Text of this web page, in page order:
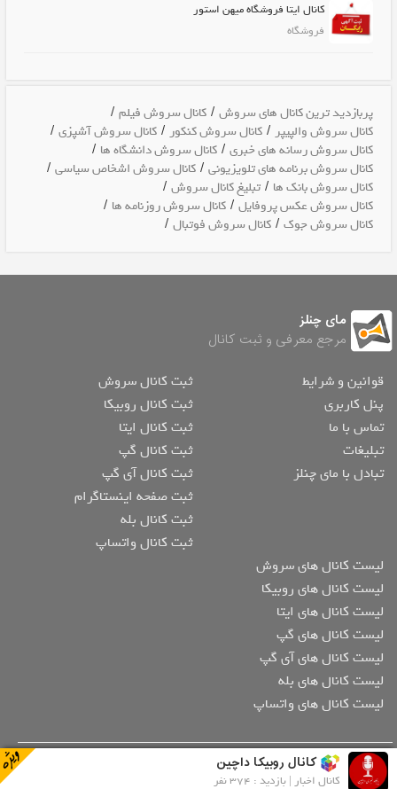
کانال ایتا فروشگاه میهن استور
فروشگاه
پربازدید ترین کانال های سروش /کانال سروش فیلم /
کانال سروش والپیپر /کانال سروش کنکور /کانال سروش آشپزی /
کانال سروش رسانه های خبری /کانال سروش دانشگاه ها /
کانال سروش برنامه های تلویزیونی /کانال سروش اشخاص سیاسی /
کانال سروش بانک ها /تبلیغ کانال سروش /
کانال سروش عکس پروفایل /کانال سروش روزنامه ها /
کانال سروش جوک /کانال سروش فوتبال /
مای چنلز
مرجع معرفی و ثبت کانال
قوانین و شرایط
پنل کاربری
تماس با ما
تبلیغات
تبادل با مای چنلز
ثبت کانال سروش
ثبت کانال روبیکا
ثبت کانال ایتا
ثبت کانال گپ
ثبت کانال آی گپ
ثبت صفحه اینستاگرام
ثبت کانال بله
ثبت کانال واتساپ
لیست کانال های سروش
لیست کانال های روبیکا
لیست کانال های ایتا
لیست کانال های گپ
لیست کانال های آی گپ
لیست کانال های بله
لیست کانال های واتساپ
تمامی حقوق مادی و معنوی وب سایت و اپلیکیشن متعلق به مای چنلز می باشد. هر
گونه کپی برداری به هر شکلی از گرافیک و مطالب سایت و اپلیکیشن تخلف بوده و
کانال روبیکا داچین
کانال اخبار | بازدید : 374 نفر